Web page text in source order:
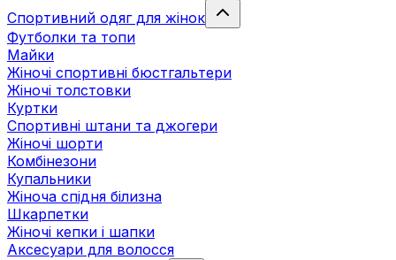
Спортивний одяг для жінок
Футболки та топи
Майки
Жіночі спортивні бюстгальтери
Жіночі толстовки
Куртки
Спортивні штани та джогери
Жіночі шорти
Комбінезони
Купальники
Жіноча спідня білизна
Шкарпетки
Жіночі кепки і шапки
Аксесуари для волосся